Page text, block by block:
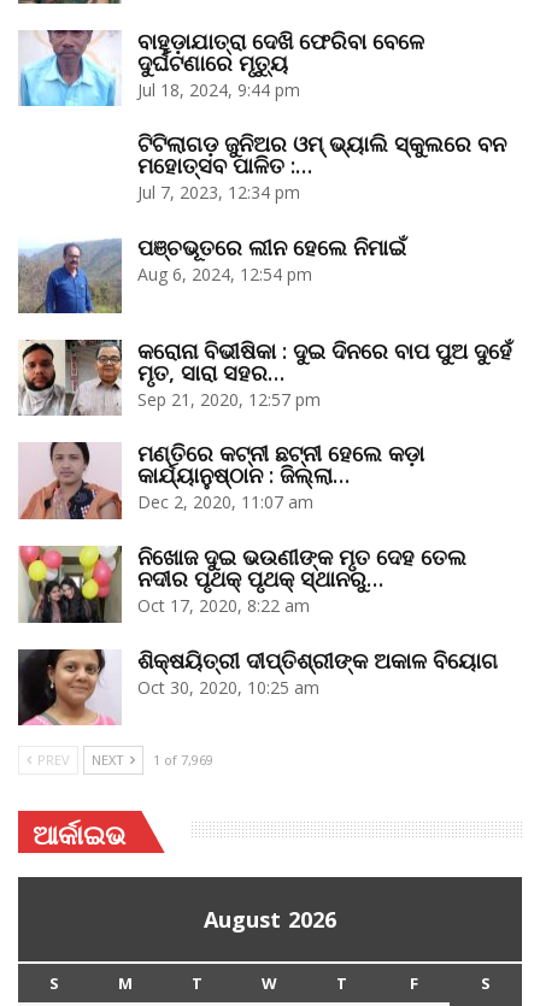
ବାହୁଡ଼ାଯାତ୍ରା ଦେଖି ଫେରିବା ବେଳେ
ଦୁର୍ଘଟଣାରେ ମୃତ୍ୟୁ
Jul 18, 2024, 9:44 pm
ଟିଟିଲାଗଡ଼ ଜୁନିଅର ଓମ୍‌ ଭ୍ୟାଲି ସ୍କୁଲରେ ବନ
ମହୋତ୍ସବ ପାଳିତ :…
Jul 7, 2023, 12:34 pm
ପଞ୍ଚଭୂତରେ ଲୀନ ହେଲେ ନିମାଇଁ
Aug 6, 2024, 12:54 pm
କରୋନା ବିଭୀଷିକା : ଦୁଇ ଦିନରେ ବାପ ପୁଅ ଦୁହେଁ
ମୃତ, ସାରା ସହର…
Sep 21, 2020, 12:57 pm
ମଣ୍ତିରେ କଟ୍‌ନୀ ଛଟ୍‌ନୀ ହେଲେ କଡ଼ା
କାର୍ଯ୍ୟାନୁଷ୍ଠାନ : ଜିଲ୍ଲା…
Dec 2, 2020, 11:07 am
ନିଖୋଜ ଦୁଇ ଭଉଣୀଙ୍କ ମୃତ ଦେହ ତେଲ
ନଦୀର ପୃଥକ୍‌ ପୃଥକ୍‌ ସ୍ଥାନରୁ…
Oct 17, 2020, 8:22 am
ଶିକ୍ଷୟିତ୍ରୀ ଦୀପ୍ତିଶ୍ରୀଙ୍କ ଅକାଳ ବିୟୋଗ
Oct 30, 2020, 10:25 am
PREV NEXT 1 of 7,969
ଆର୍କାଇଭ
August 2026
S M T W T F S